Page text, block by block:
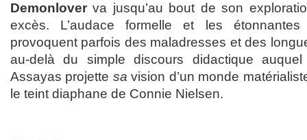
Demonlover va jusqu’au bout de son
excès. L’audace formelle et les étonnantes
provoquent parfois des maladresses et des
au-delà du simple discours didactique
Assayas projette sa vision d’un monde
le teint diaphane de Connie Nielsen.